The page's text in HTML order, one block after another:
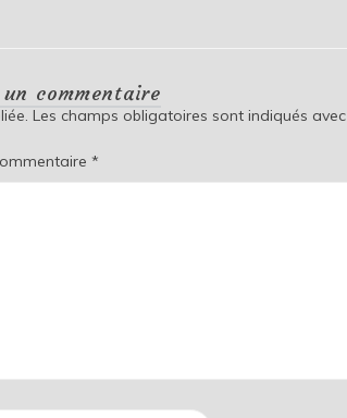
commentaire
Les champs obligatoires sont indiqués avec
*